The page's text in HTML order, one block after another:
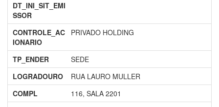
DT_INI_SIT_EMI
SSOR
CONTROLE_AC
IONARIO
PRIVADO HOLDING
TP_ENDER
SEDE
LOGRADOURO
RUA LAURO MULLER
COMPL
116, SALA 2201